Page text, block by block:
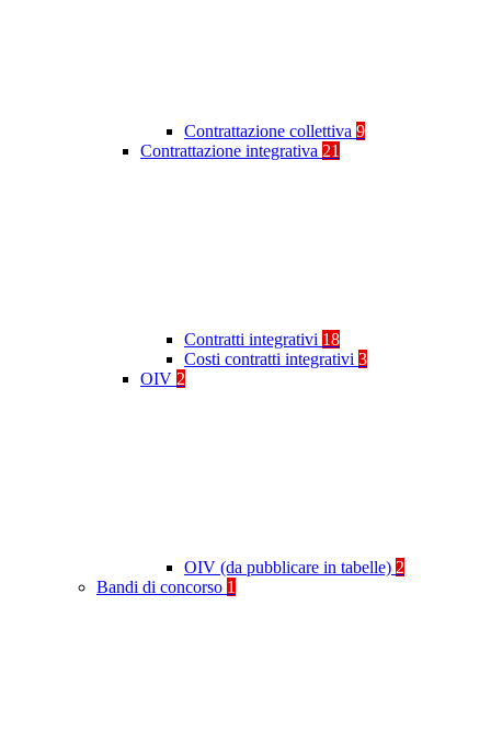
Contrattazione collettiva 9
Contrattazione integrativa 21
Contratti integrativi 18
Costi contratti integrativi 3
OIV 2
OIV (da pubblicare in tabelle) 2
Bandi di concorso 1